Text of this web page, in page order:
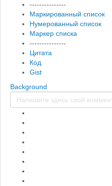
---------------
Маркированный список
Нумерованный список
Маркер списка
---------------
Цитата
Код
Gist
Background